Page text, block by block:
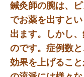
鍼灸師の腕は、
でお薬を出すと
出ます。しかし
のです。症例数
効果を上げるこ